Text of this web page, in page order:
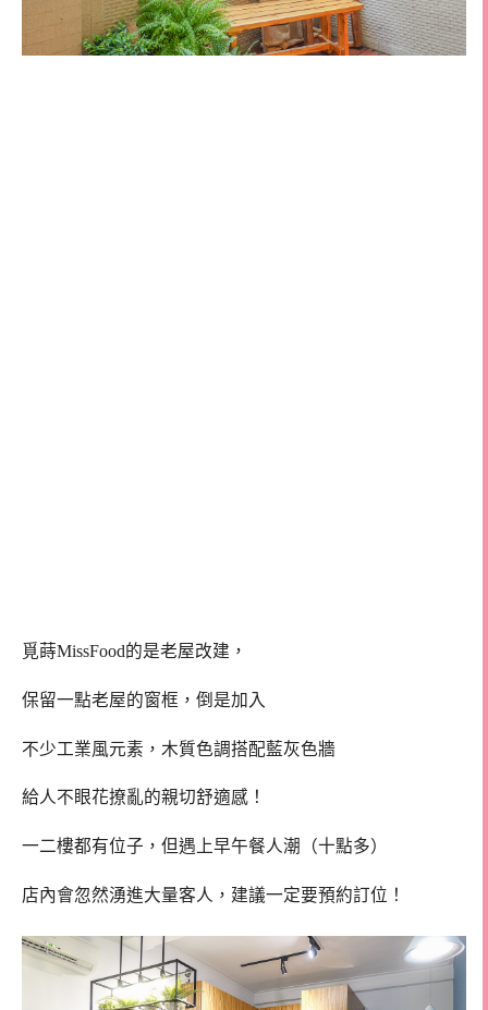
覓蒔MissFood的是老屋改建，
保留一點老屋的窗框，倒是加入
不少工業風元素，木質色調搭配藍灰色牆
給人不眼花撩亂的親切舒適感！
一二樓都有位子，但遇上早午餐人潮（十點多）
店內會忽然湧進大量客人，建議一定要預約訂位！